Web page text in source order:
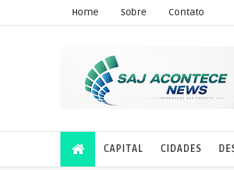
Home Sobre Contato
CAPITAL CIDADES